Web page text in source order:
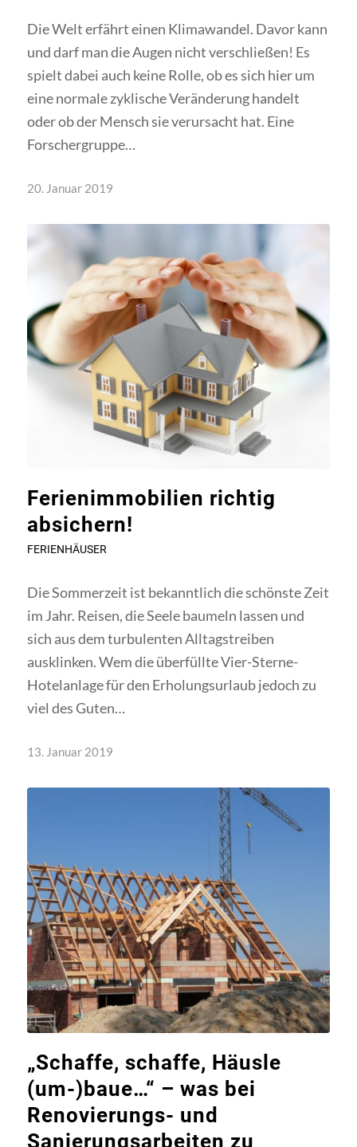
Die Welt erfährt einen Klimawandel. Davor kann
und darf man die Augen nicht verschließen! Es
spielt dabei auch keine Rolle, ob es sich hier um
eine normale zyklische Veränderung handelt
oder ob der Mensch sie verursacht hat. Eine
Forschergruppe…
20. Januar 2019
Ferienimmobilien richtig
absichern!
FERIENHÄUSER
Die Sommerzeit ist bekanntlich die schönste Zeit
im Jahr. Reisen, die Seele baumeln lassen und
sich aus dem turbulenten Alltagstreiben
ausklinken. Wem die überfüllte Vier-Sterne-
Hotelanlage für den Erholungsurlaub jedoch zu
viel des Guten…
13. Januar 2019
„Schaffe, schaffe, Häusle
(um-)baue…“ – was bei
Renovierungs- und
Sanierungsarbeiten zu